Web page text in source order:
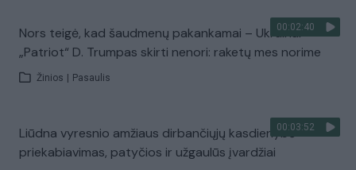
00:02:40
Nors teigė, kad šaudmenų pakankamai – Ukrainai
„Patriot“ D. Trumpas skirti nenori: raketų mes norime
Žinios Pasaulis
00:03:52
Liūdna vyresnio amžiaus dirbančiųjų kasdienybė –
priekabiavimas, patyčios ir užgaulūs įvardžiai